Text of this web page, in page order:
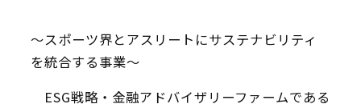
〜スポーツ界とアスリートにサステナビリティ
を統合する事業〜
ESG戦略・金融アドバイザリーファームである